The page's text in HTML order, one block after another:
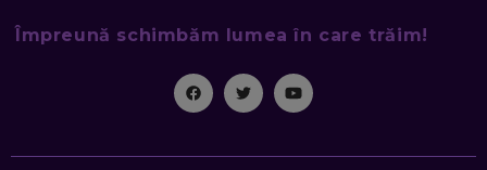
Împreună schimbăm lumea în care trăim!